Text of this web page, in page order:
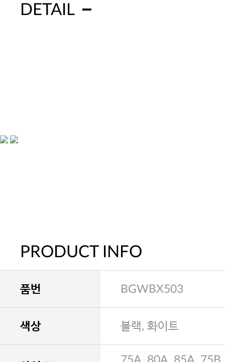
DETAIL
PRODUCT INFO
품번 BGWBX503
색상 블랙, 화이트